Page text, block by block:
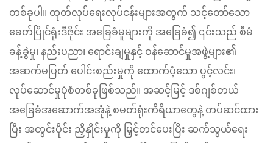
တစ်ခုပါ။ ထုတ်လုပ်ရေးလုပ်ငန်းများအတွက် သင့်တော်သော
ခေတ်ပြိုင်ရုံးဒီဇိုင်း အခြေခံမူများကို အခြေခံ၍ ၎င်းသည် စီမံ
ခန့်ခွဲမှု၊ နည်းပညာ၊ ရောင်းချမှုနှင့် ဝန်ဆောင်မှုအဖွဲ့များ၏
အဆက်မပြတ် ပေါင်းစည်းမှုကို ထောက်ပံ့သော ပွင့်လင်း၊
လုပ်ဆောင်မှုပုံစံတစ်ခုဖြစ်သည်။ အဆင့်မြင့် ဒစ်ဂျစ်တယ်
အခြေခံအဆောက်အအုံနဲ့ စမတ်ရုံးကိရိယာတွေနဲ့ တပ်ဆင်ထား
ပြီး အတွင်းပိုင်း ညှိနှိုင်းမှုကို မြှင့်တင်ပေးပြီး ဆက်သွယ်ရေး